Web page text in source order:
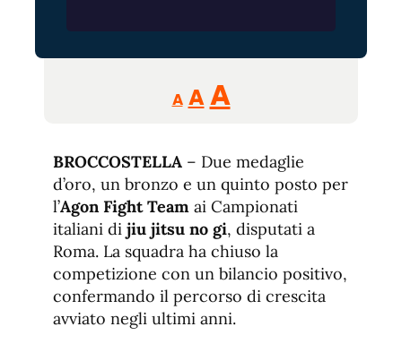
A
Reducir
tamaño
A Restablecer
tamaño
de
fuente
AAumentar
de
fuente.
BROCCOSTELLA – Due medaglie
d’oro, un bronzo e un quinto posto per
l’Agon Fight Team ai Campionati
italiani di jiu jitsu no gi, disputati a
Roma. La squadra ha chiuso la
competizione con un bilancio positivo,
confermando il percorso di crescita
avviato negli ultimi anni.